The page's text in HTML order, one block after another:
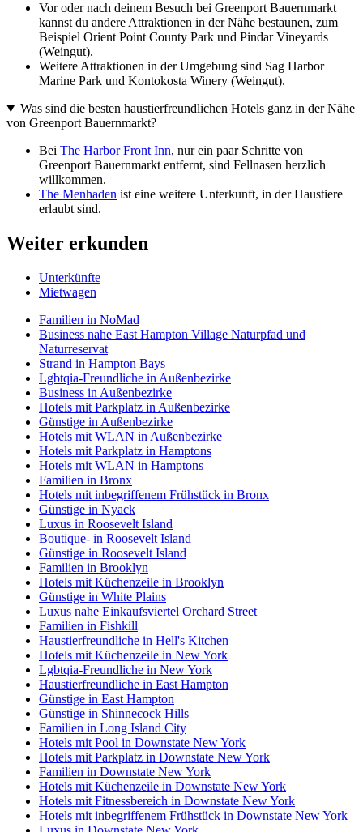
Vor oder nach deinem Besuch bei Greenport Bauernmarkt
kannst du andere Attraktionen in der Nähe bestaunen, zum
Beispiel Orient Point County Park und Pindar Vineyards
(Weingut).
Weitere Attraktionen in der Umgebung sind Sag Harbor
Marine Park und Kontokosta Winery (Weingut).
Was sind die besten haustierfreundlichen Hotels ganz in der Nähe
von Greenport Bauernmarkt?
Bei The Harbor Front Inn, nur ein paar Schritte von
Greenport Bauernmarkt entfernt, sind Fellnasen herzlich
willkommen.
The Menhaden ist eine weitere Unterkunft, in der Haustiere
erlaubt sind.
Weiter erkunden
Unterkünfte
Mietwagen
Familien in NoMad
Business nahe East Hampton Village Naturpfad und
Naturreservat
Strand in Hampton Bays
Lgbtqia-Freundliche in Außenbezirke
Business in Außenbezirke
Hotels mit Parkplatz in Außenbezirke
Günstige in Außenbezirke
Hotels mit WLAN in Außenbezirke
Hotels mit Parkplatz in Hamptons
Hotels mit WLAN in Hamptons
Familien in Bronx
Hotels mit inbegriffenem Frühstück in Bronx
Günstige in Nyack
Luxus in Roosevelt Island
Boutique- in Roosevelt Island
Günstige in Roosevelt Island
Familien in Brooklyn
Hotels mit Küchenzeile in Brooklyn
Günstige in White Plains
Luxus nahe Einkaufsviertel Orchard Street
Familien in Fishkill
Haustierfreundliche in Hell's Kitchen
Hotels mit Küchenzeile in New York
Lgbtqia-Freundliche in New York
Haustierfreundliche in East Hampton
Günstige in East Hampton
Günstige in Shinnecock Hills
Familien in Long Island City
Hotels mit Pool in Downstate New York
Hotels mit Parkplatz in Downstate New York
Familien in Downstate New York
Hotels mit Küchenzeile in Downstate New York
Hotels mit Fitnessbereich in Downstate New York
Hotels mit inbegriffenem Frühstück in Downstate New York